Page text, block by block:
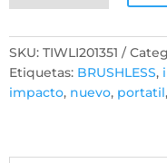
Impacto
3/4''
Brushless
TOTAL
SKU: TIWLI201351
Etiquetas: BRUSHLESS,
impacto, nuevo, portatil,